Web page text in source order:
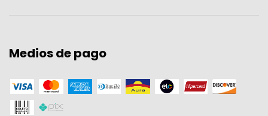
Medios de pago